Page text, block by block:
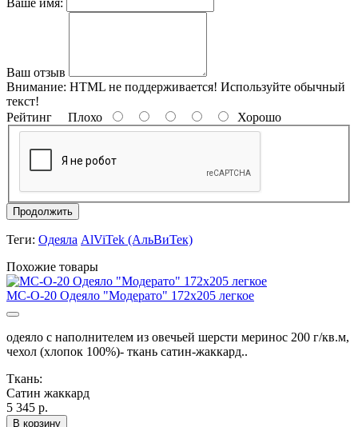
Ваше имя:
Ваш отзыв
Внимание: HTML не поддерживается! Используйте обычный
текст!
Рейтинг Плохо Хорошо
Продолжить
Теги: Одеяла AlViTek (АльВиТек)
Похожие товары
МС-О-20 Одеяло "Модерато" 172х205 легкое
одеяло с наполнителем из овечьей шерсти меринос 200 г/кв.м,
чехол (хлопок 100%)- ткань сатин-жаккард..
Ткань:
Сатин жаккард
5 345 р.
В корзину